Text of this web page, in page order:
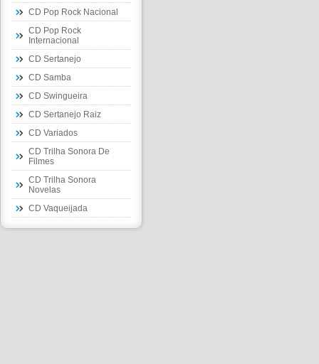
CD Pop Rock Nacional
CD Pop Rock
Internacional
CD Sertanejo
CD Samba
CD Swingueira
CD Sertanejo Raiz
CD Variados
CD Trilha Sonora De
Filmes
CD Trilha Sonora
Novelas
CD Vaqueijada